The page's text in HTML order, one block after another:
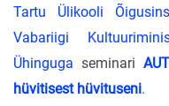
Tartu Ülikooli
Vabariigi
Ühinguga seminari
hüvitisest hüvituseni.